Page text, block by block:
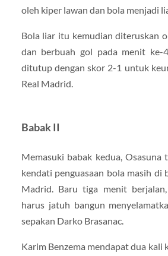
oleh kiper lawan dan bola menjadi
Bola liar itu kemudian diteruskan
dan berbuah gol pada menit ke-
ditutup dengan skor 2-1 untuk
Real Madrid.
Babak II
Memasuki babak kedua, Osasuna
kendati penguasaan bola masih di
Madrid. Baru tiga menit
harus jatuh bangun
sepakan Darko Brasanac.
Karim Benzema mendapat dua kali